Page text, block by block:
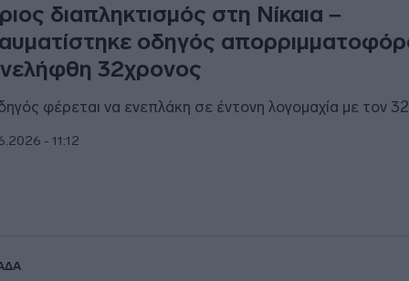
διαπληκτισμός στη Νίκαια –
οδηγός
32χρονος
φέρεται να ενεπλάκη σε έντονη λογομαχία με τον
- 11:12